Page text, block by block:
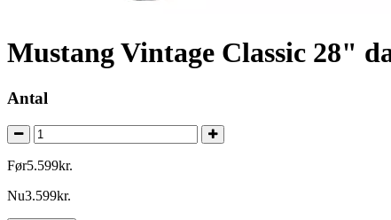
Mustang Vintage Classic 28"
Antal
Før5.599kr.
Nu3.599kr.